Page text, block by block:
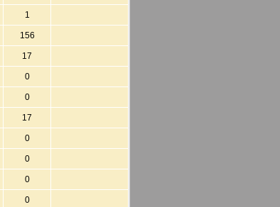
1
156
17
0
0
17
0
0
0
0